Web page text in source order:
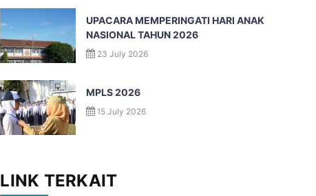
UPACARA MEMPERINGATI HARI ANAK
NASIONAL TAHUN 2026
23 July 2026
MPLS 2026
15 July 2026
LINK TERKAIT